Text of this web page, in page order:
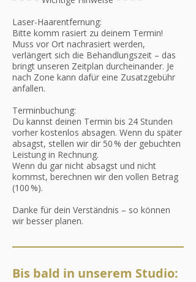
Laser-Haarentfernung:
Bitte komm rasiert zu deinem Termin!
Muss vor Ort nachrasiert werden,
verlängert sich die Behandlungszeit – das
bringt unseren Zeitplan durcheinander. Je
nach Zone kann dafür eine Zusatzgebühr
anfallen.
Terminbuchung:
Du kannst deinen Termin bis 24 Stunden
vorher kostenlos absagen. Wenn du später
absagst, stellen wir dir 50 % der gebuchten
Leistung in Rechnung.
Wenn du gar nicht absagst und nicht
kommst, berechnen wir den vollen Betrag
(100 %).
Danke für dein Verständnis – so können
wir besser planen.
Bis bald in unserem Studio: